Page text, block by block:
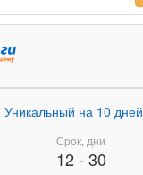
Уникальный на 10 дней
Срок, дни
12- 30